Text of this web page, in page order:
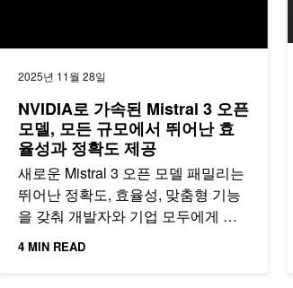
2025년 11월 28일
NVIDIA로 가속된 Mistral 3 오픈
모델, 모든 규모에서 뛰어난 효
율성과 정확도 제공
새로운 Mistral 3 오픈 모델 패밀리는
뛰어난 정확도, 효율성, 맞춤형 기능
을 갖춰 개발자와 기업 모두에게 최
적의 선택지를 제공합니다.
4 MIN READ